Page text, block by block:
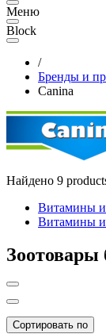
Меню
Block
/
Бренды и
Canina
Найдено 9
Витамины и
Витамины и
Зоотовары
Сортировать по